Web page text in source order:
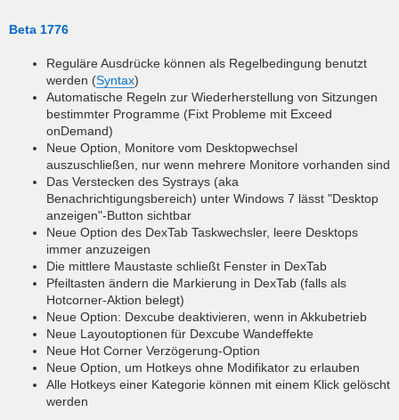
Beta 1776
Reguläre Ausdrücke können als Regelbedingung benutzt
werden (Syntax)
Automatische Regeln zur Wiederherstellung von Sitzungen
bestimmter Programme (Fixt Probleme mit Exceed
onDemand)
Neue Option, Monitore vom Desktopwechsel
auszuschließen, nur wenn mehrere Monitore vorhanden sind
Das Verstecken des Systrays (aka
Benachrichtigungsbereich) unter Windows 7 lässt "Desktop
anzeigen"-Button sichtbar
Neue Option des DexTab Taskwechsler, leere Desktops
immer anzuzeigen
Die mittlere Maustaste schließt Fenster in DexTab
Pfeiltasten ändern die Markierung in DexTab (falls als
Hotcorner-Aktion belegt)
Neue Option: Dexcube deaktivieren, wenn in Akkubetrieb
Neue Layoutoptionen für Dexcube Wandeffekte
Neue Hot Corner Verzögerung-Option
Neue Option, um Hotkeys ohne Modifikator zu erlauben
Alle Hotkeys einer Kategorie können mit einem Klick gelöscht
werden